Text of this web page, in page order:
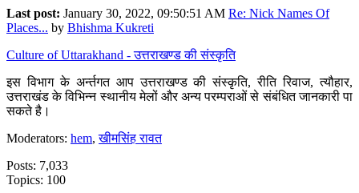
Last post: January 30, 2022, 09:50:51 AM Re: Nick Names Of
Places... by Bhishma Kukreti
Culture of Uttarakhand - उत्तराखण्ड की संस्कृति
इस विभाग के अर्न्तगत आप उत्तराखण्ड की संस्कृति, रीति रिवाज, त्यौहार,
उत्तराखंड के विभिन्न स्थानीय मेलों और अन्य परम्पराओं से संबंधित जानकारी पा
सकते है।
Moderators: hem,खीमसिंह रावत
Posts: 7,033
Topics: 100